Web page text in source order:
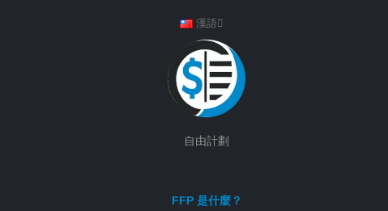
漢語
自由計劃
FFP 是什麼？